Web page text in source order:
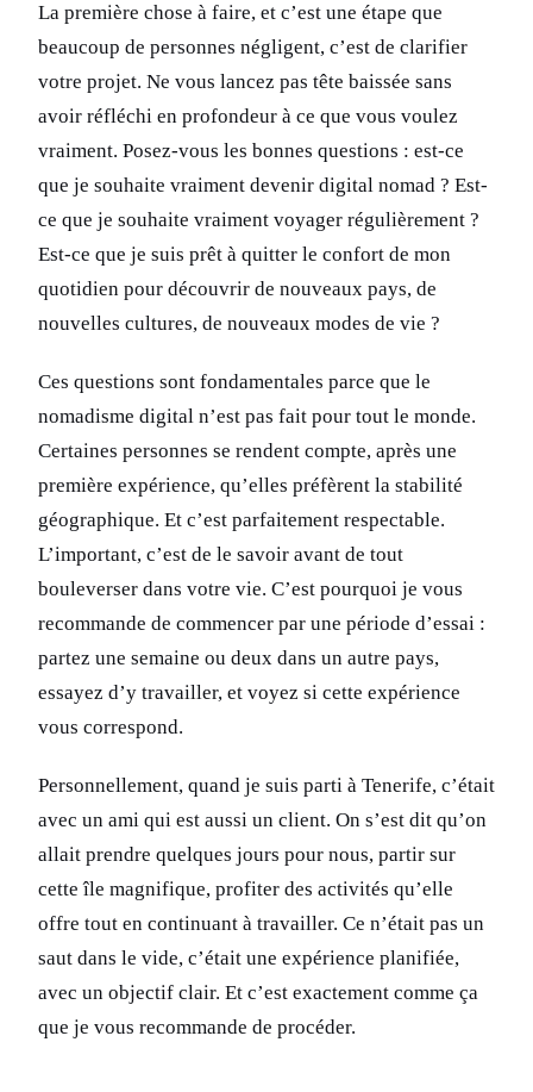
La première chose à faire, et c’est une étape que
beaucoup de personnes négligent, c’est de clarifier
votre projet. Ne vous lancez pas tête baissée sans
avoir réfléchi en profondeur à ce que vous voulez
vraiment. Posez-vous les bonnes questions : est-ce
que je souhaite vraiment devenir digital nomad ? Est-
ce que je souhaite vraiment voyager régulièrement ?
Est-ce que je suis prêt à quitter le confort de mon
quotidien pour découvrir de nouveaux pays, de
nouvelles cultures, de nouveaux modes de vie ?
Ces questions sont fondamentales parce que le
nomadisme digital n’est pas fait pour tout le monde.
Certaines personnes se rendent compte, après une
première expérience, qu’elles préfèrent la stabilité
géographique. Et c’est parfaitement respectable.
L’important, c’est de le savoir avant de tout
bouleverser dans votre vie. C’est pourquoi je vous
recommande de commencer par une période d’essai :
partez une semaine ou deux dans un autre pays,
essayez d’y travailler, et voyez si cette expérience
vous correspond.
Personnellement, quand je suis parti à Tenerife, c’était
avec un ami qui est aussi un client. On s’est dit qu’on
allait prendre quelques jours pour nous, partir sur
cette île magnifique, profiter des activités qu’elle
offre tout en continuant à travailler. Ce n’était pas un
saut dans le vide, c’était une expérience planifiée,
avec un objectif clair. Et c’est exactement comme ça
que je vous recommande de procéder.